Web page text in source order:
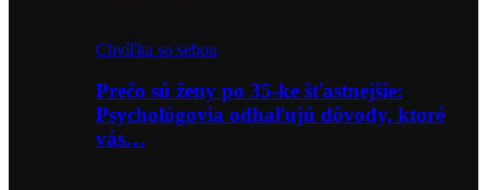
Chvíľka so sebou
Prečo sú ženy po 35-ke šťastnejšie:
Psychológovia odhaľujú dôvody, ktoré
vás…